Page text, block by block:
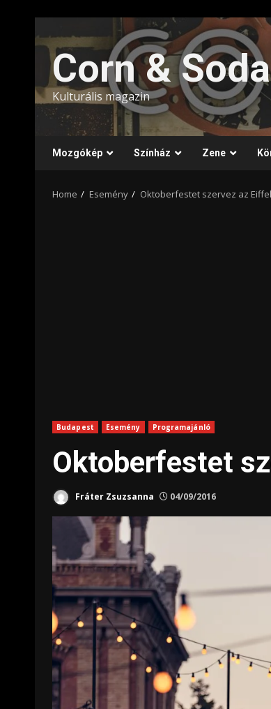
to
content
Corn & Soda
Kulturális magazin
Mozgókép Színház Zene
Home Esemény Oktoberfestet szervez az
Budapest Esemény Programajánló
Oktoberfestet
Fráter Zsuzsanna 04/09/2016